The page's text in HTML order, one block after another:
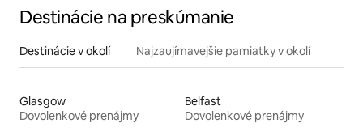
Destinácie na preskúmanie
Destinácie v okolí Najzaujímavejšie pamiatky v okolí
Glasgow
Dovolenkové prenájmy
Belfast
Dovolenkové prenájmy